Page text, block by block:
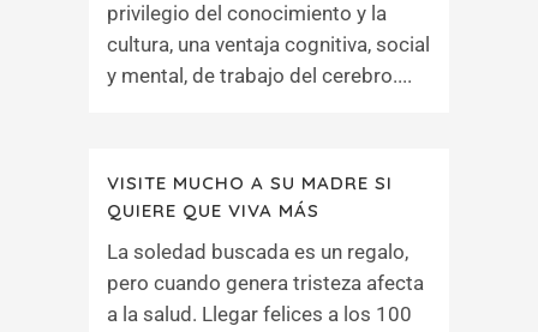
privilegio del conocimiento y la
cultura, una ventaja cognitiva, social
y mental, de trabajo del cerebro....
VISITE MUCHO A SU MADRE SI
QUIERE QUE VIVA MÁS
La soledad buscada es un regalo,
pero cuando genera tristeza afecta
a la salud. Llegar felices a los 100